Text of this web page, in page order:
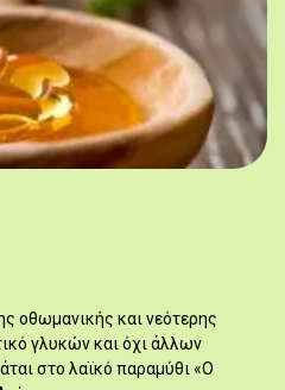
οθωμανικής και νεότερης
γλυκών και όχι άλλων
στο λαϊκό παραμύθι «Ο